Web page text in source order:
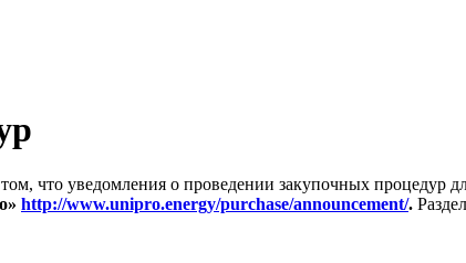
что уведомления о проведении закупочных
http://www.unipro.energy/purchase/announcement/.